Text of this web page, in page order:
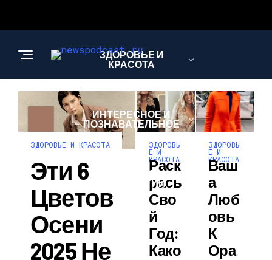
ЗДОРОВЬЕ И
КРАСОТА
ИНТЕРЕСНОЕ И
ПОЗНАВАТЕЛЬНОЕ
НАУКА И
ТЕХНОЛОГИИ
ЗДОРОВЬЕ И КРАСОТА
Эти 6
Цветов
Осени
2025 Не
ЗДОРОВЬ
Е И
КРАСОТА
Раск
Рась
Сво
Й
Год:
Како
ЗДОРОВЬ
Е И
КРАСОТА
Ваш
А
Люб
Овь
К
Ора